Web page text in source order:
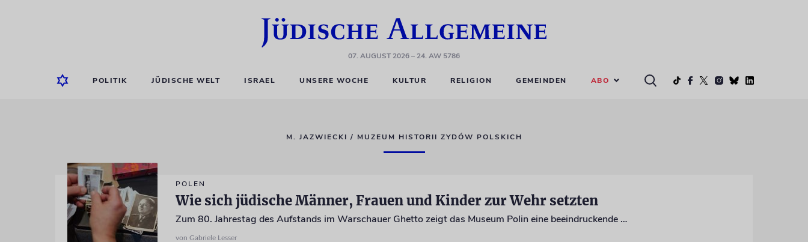
07. AUGUST 2026– 24. AW 5786
POLITIK JÜDISCHE WELT ISRAEL UNSERE WOCHE KULTUR RELIGION GEMEINDEN ABO
M. JAZWIECKI / MUZEUM HISTORII ZYDÓW POLSKICH
POLEN
Wie sich jüdische Männer, Frauen und Kinder zur Wehr setzten
Zum 80. Jahrestag des Aufstands im Warschauer Ghetto zeigt das Museum Polin eine beeindruckende Ausstellung
von Gabriele Lesser